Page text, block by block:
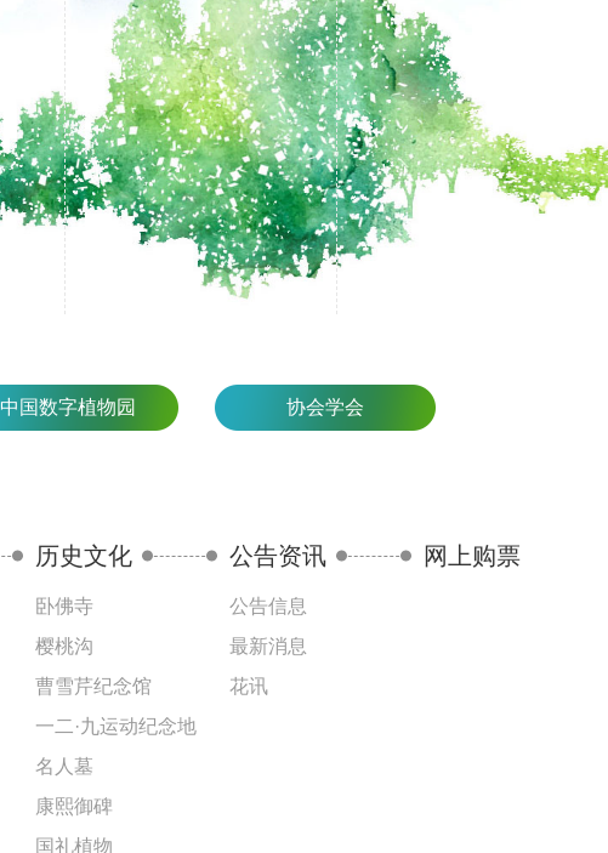
中国数字植物园 协会学会
历史文化
卧佛寺
樱桃沟
曹雪芹纪念馆
一二·九运动纪念地
名人墓
康熙御碑
国礼植物
公告资讯
公告信息
最新消息
花讯
网上购票